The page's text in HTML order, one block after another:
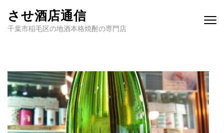
させ酒店通信
千葉市稲毛区の地酒本格焼酎の専門店